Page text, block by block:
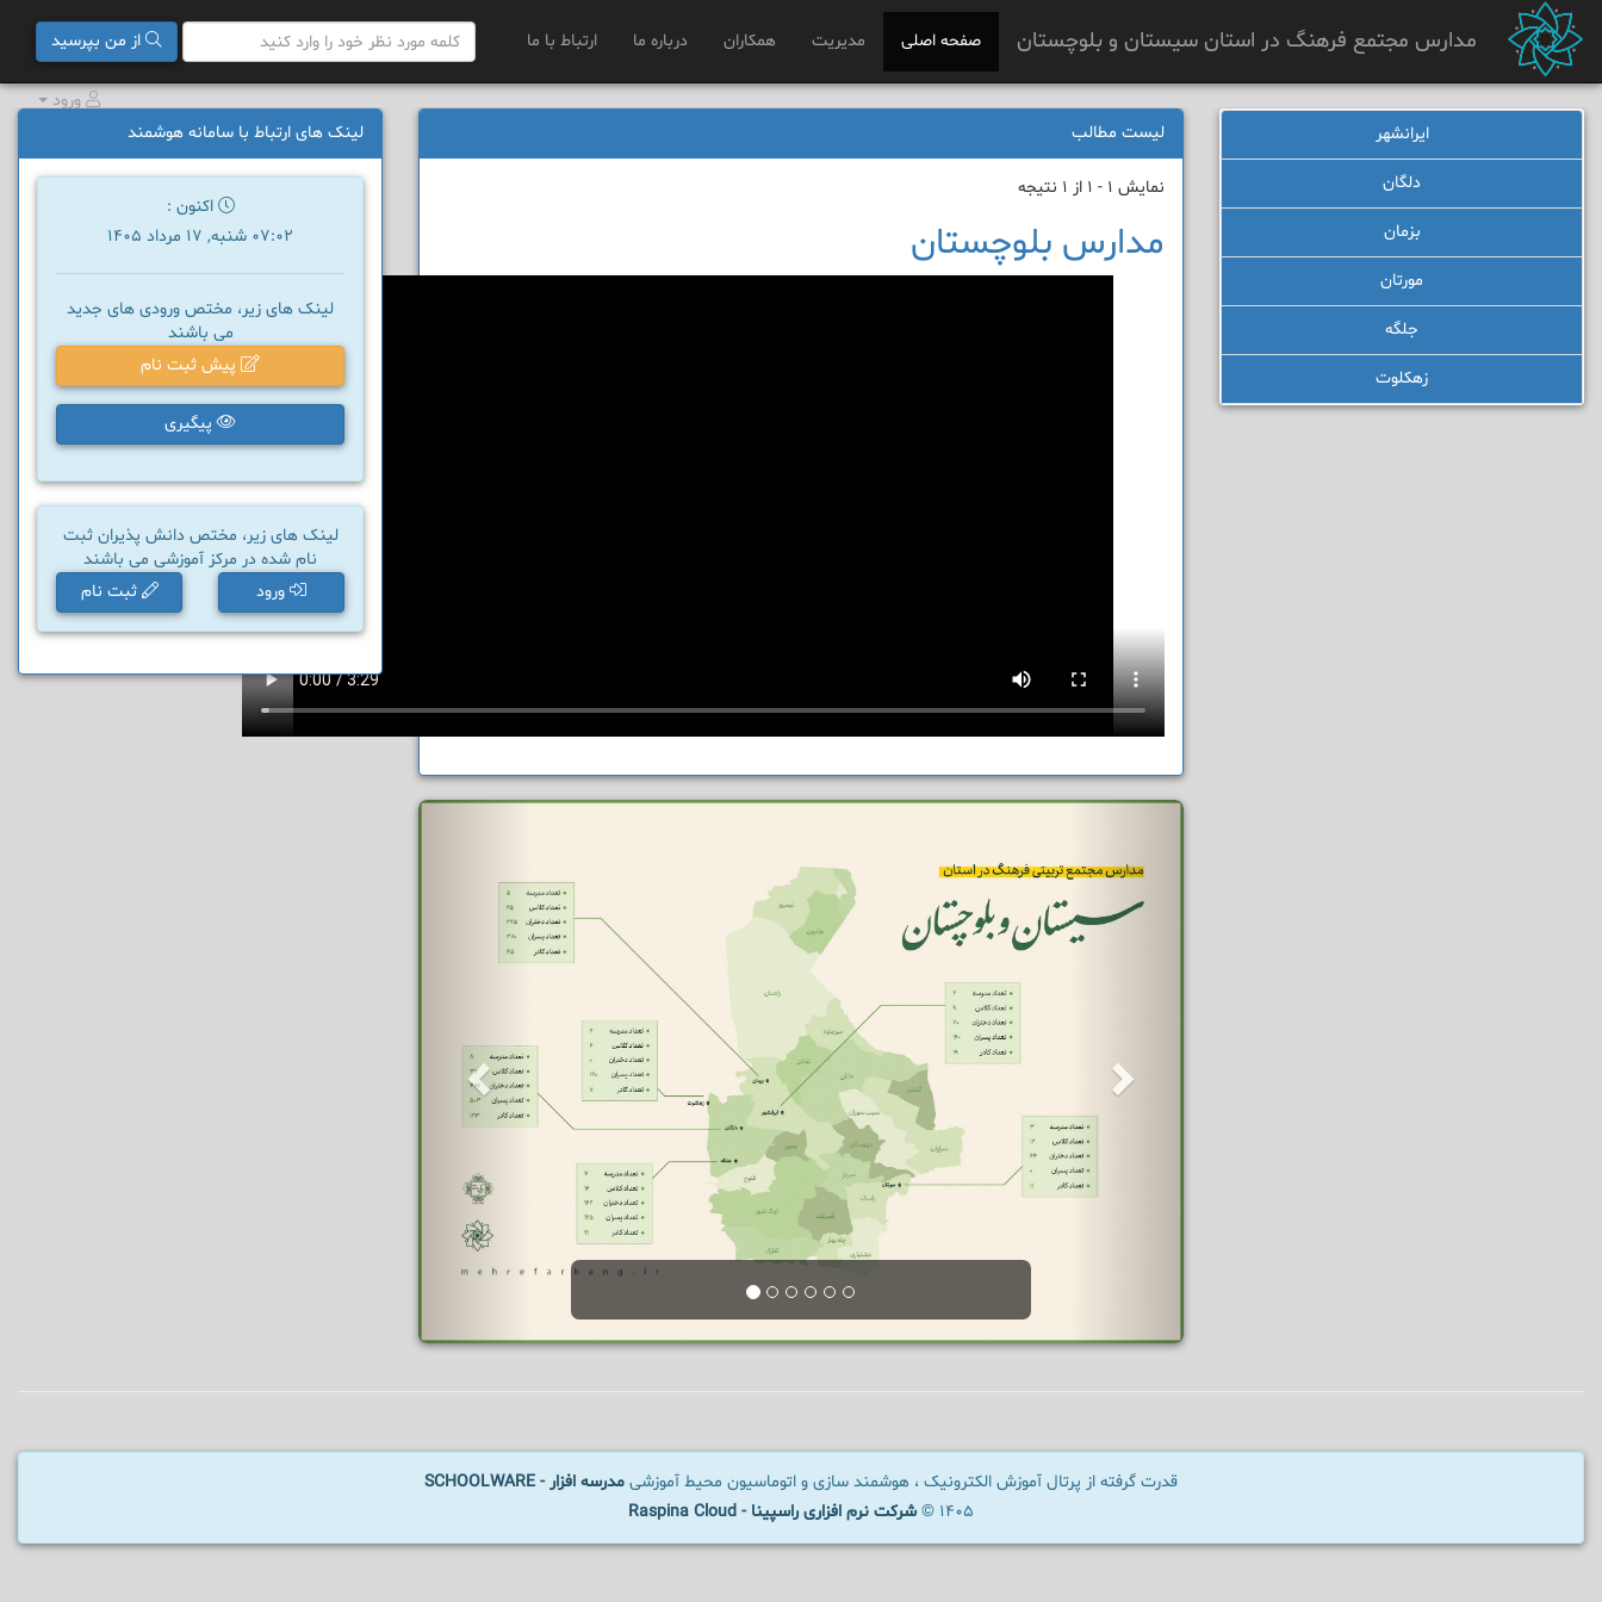
مدارس مجتمع فرهنگ در استان سیستان و بلوچستان صفحه اصلی مدیریت همکاران درباره ما ارتباط با ما از من بپرسید
ورود
ایرانشهر
دلگان
بزمان
مورتان
جلگه
زهکلوت
لیست مطالب
نمایش 1 - 1 از 1 نتیجه
مدارس بلوچستان
لینک های ارتباط با سامانه هوشمند
اکنون :
07:02 شنبه, 17 مرداد 1405
لینک های زیر، مختص ورودی های جدید
می باشند
پیش ثبت نام
پیگیری
لینک های زیر، مختص دانش پذیران ثبت
نام شده در مرکز آموزشی می باشند
ورود
ثبت نام
قدرت گرفته از پرتال آموزش الکترونیک ، هوشمند سازی و اتوماسیون محیط آموزشی مدرسه افزار - SCHOOLWARE
1405 ©
شرکت نرم افزاری راسپینا - Raspina Cloud